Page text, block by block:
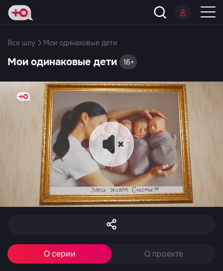
Все шоу Мои одинаковые дети
Мои одинаковые дети 16+
О серии О проекте